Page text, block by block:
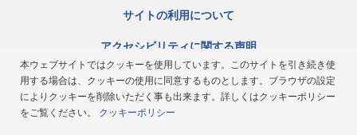
サイトの利用について
アクセシビリティに関する声明
サイトマップ
ミシュラン倫理規定
本ウェブサイトではクッキーを使用しています。このサイトを引き続き使
用する場合は、クッキーの使用に同意するものとします。ブラウザの設定
によりクッキーを削除いただく事も出来ます。詳しくはクッキーポリシー
をご覧ください。 クッキーポリシー